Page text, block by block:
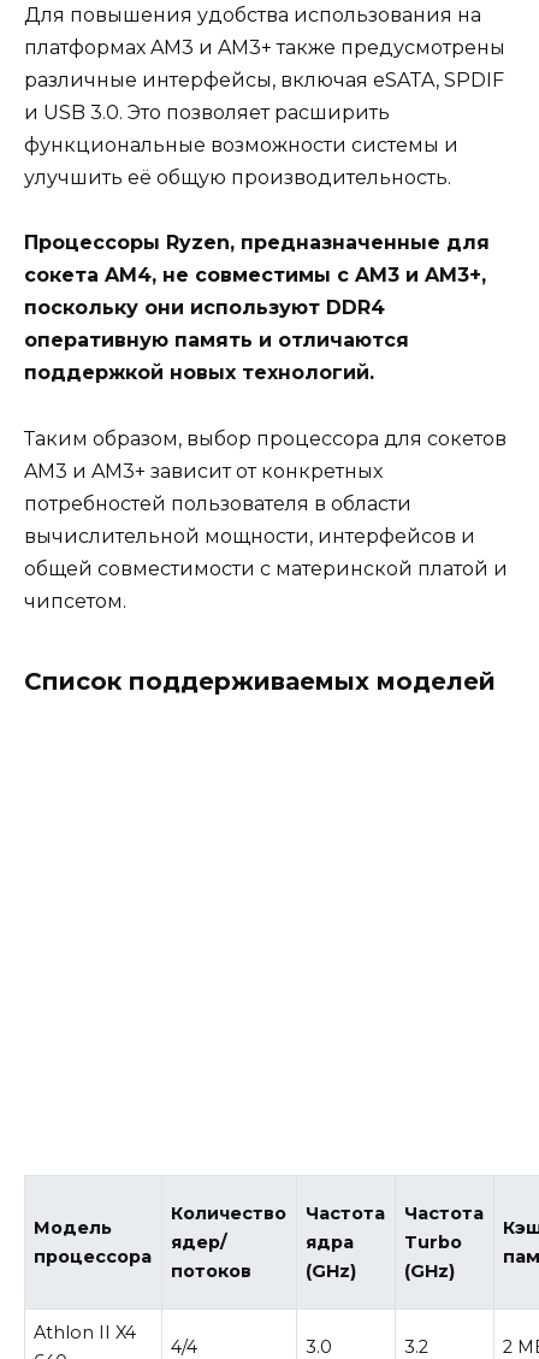
Для повышения удобства использования на
платформах AM3 и AM3+ также предусмотрены
различные интерфейсы, включая eSATA, SPDIF
и USB 3.0. Это позволяет расширить
функциональные возможности системы и
улучшить её общую производительность.
Процессоры Ryzen, предназначенные для
сокета AM4, не совместимы с AM3 и AM3+,
поскольку они используют DDR4
оперативную память и отличаются
поддержкой новых технологий.
Таким образом, выбор процессора для сокетов
AM3 и AM3+ зависит от конкретных
потребностей пользователя в области
вычислительной мощности, интерфейсов и
общей совместимости с материнской платой и
чипсетом.
Список поддерживаемых моделей
Модель
процессора
Количество
ядер/
потоков
Частота
ядра
(GHz)
Частота
Turbo
(GHz)
Athlon II X4
4/4 3.0 3.2 2